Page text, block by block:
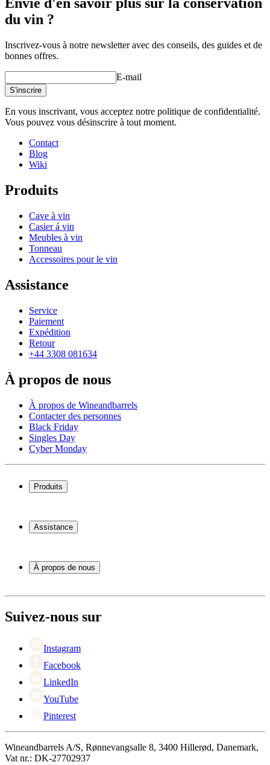
du vin ?
Inscrivez-vous à notre newsletter avec des conseils, des guides et de
bonnes offres.
E-mail
S'inscrire
En vous inscrivant, vous acceptez notre politique de confidentialité.
Vous pouvez vous désinscrire à tout moment.
Contact
Blog
Wiki
Produits
Cave à vin
Casier á vin
Meubles à vin
Tonneau
Accessoires pour le vin
Assistance
Service
Paiement
Expédition
Retour
+44 3308 081634
À propos de nous
À propos de Wineandbarrels
Contacter des personnes
Black Friday
Singles Day
Cyber Monday
Produits
Casier á vin
Meubles à vin
Assistance
Paiement
Expédition
+44 3308 081634
À propos de nous
Black Friday
Singles Day
Suivez-nous sur
Instagram
Facebook
LinkedIn
YouTube
Pinterest
Wineandbarrels A/S, Rønnevangsalle 8, 3400 Hillerød, Danemark,
Vat nr.: DK-27702937